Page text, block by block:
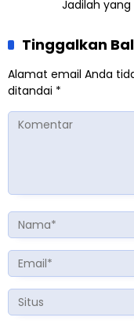
Jadilah
Tinggalkan
Alamat email Anda
ditandai *